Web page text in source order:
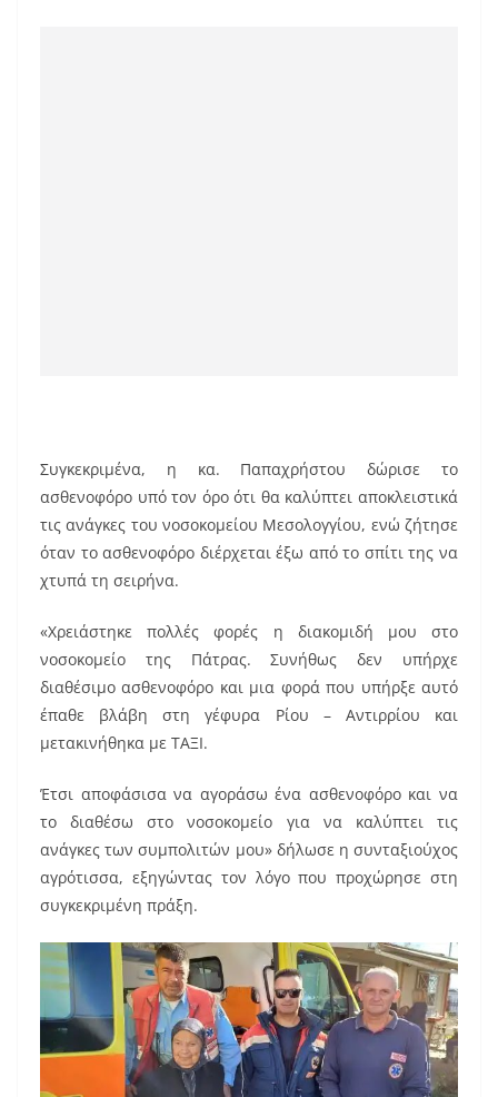
Συγκεκριμένα, η κα. Παπαχρήστου δώρισε το
ασθενοφόρο υπό τον όρο ότι θα καλύπτει αποκλειστικά
τις ανάγκες του νοσοκομείου Μεσολογγίου, ενώ ζήτησε
όταν το ασθενοφόρο διέρχεται έξω από το σπίτι της να
χτυπά τη σειρήνα.
«Χρειάστηκε πολλές φορές η διακομιδή μου στο
νοσοκομείο της Πάτρας. Συνήθως δεν υπήρχε
διαθέσιμο ασθενοφόρο και μια φορά που υπήρξε αυτό
έπαθε βλάβη στη γέφυρα Ρίου – Αντιρρίου και
μετακινήθηκα με ΤΑΞΙ.
Έτσι αποφάσισα να αγοράσω ένα ασθενοφόρο και να
το διαθέσω στο νοσοκομείο για να καλύπτει τις
ανάγκες των συμπολιτών μου» δήλωσε η συνταξιούχος
αγρότισσα, εξηγώντας τον λόγο που προχώρησε στη
συγκεκριμένη πράξη.